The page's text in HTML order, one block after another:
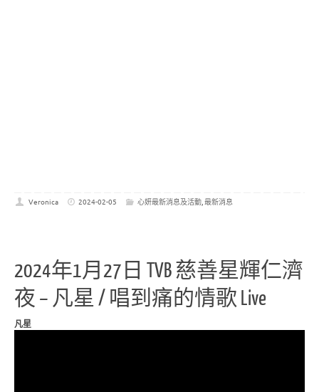
Veronica 2024-02-05 心妍最新消息及活動,最新消息
2024年1月27日 TVB 慈善星輝仁濟
夜 – 凡星 / 唱到痛的情歌 Live
凡星